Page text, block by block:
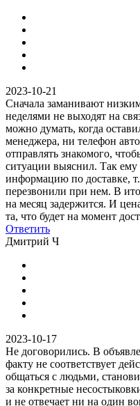
2023-10-21
Сначала заманивают
неделями не выходят на
можно думать, когда
менеджера, ни телефон
отправлять знакомого,
ситуации выяснил. Так ему
информацию по доставке,
перезвонили при нем. В
на месяц задержится. И
та, что будет на момент
Ответить
Дмитрий Ч
2023-10-17
Не договорились. В
факту не соответствует
общаться с людьми,
за конкретные
и не отвечает ни на один